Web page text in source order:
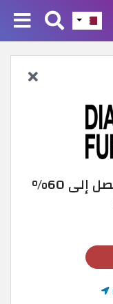
خصومات DVF 2026 | خصم يصل إلى 60%